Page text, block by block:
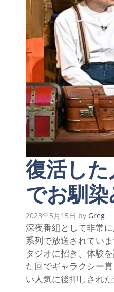
復活した
でお馴
2023年5月15日 by Greg
深夜番組として非常
系列で放送されてい
タジオに招き、体験
た回でギャラクシー
い人気に後押しされ